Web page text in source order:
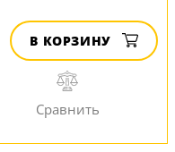
В КОРЗИНУ